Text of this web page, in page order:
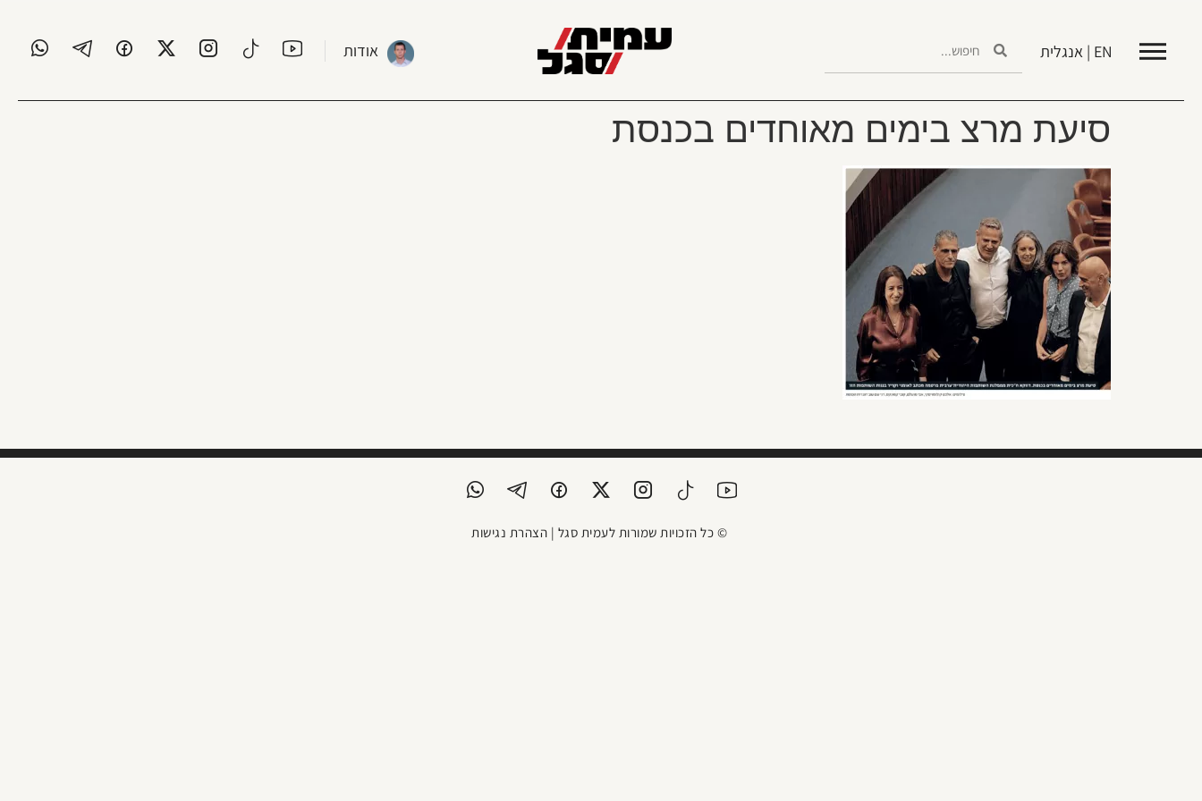
EN | אנגלית אודות
סיעת מרצ בימים מאוחדים בכנסת
© כל הזכויות שמורות לעמית סגל | הצהרת נגישות